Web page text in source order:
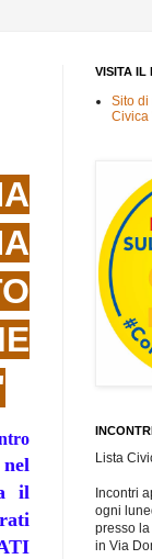
il
VISITA IL
Sito di
Civica
Lista
Incontri
ogni
presso la
in Via